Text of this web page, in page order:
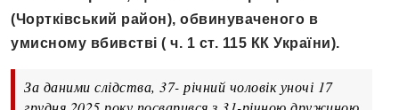
(Чортківський район), обвинуваченого в
умисному вбивстві ( ч. 1 ст. 115 КК України).
За даними слідства, 37- річний чоловік уночі 17